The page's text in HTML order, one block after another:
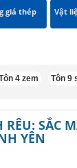
giá thép Vật
Tôn 9 sóng
SẮC
YÊN